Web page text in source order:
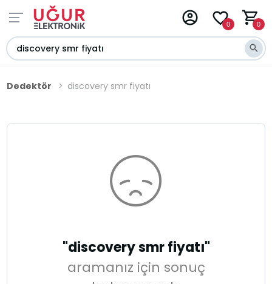
0 0
Dedektör discovery smr fiyatı
"discovery smr fiyatı"
aramanız için sonuç